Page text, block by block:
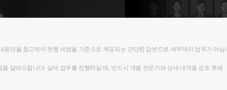
만을 참고하여 현행 세법을 기준으로 제공되는 간단한 답변으로 세무대리 업무가 아닙
알려드립니다. 실제 업무를 진행하실 때, 반드시 개별 전문가와 상세 내역을 검토 후에